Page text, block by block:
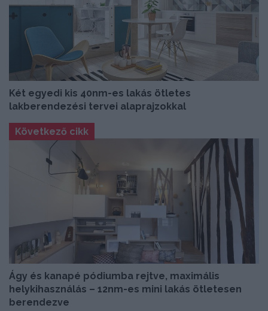
Két egyedi kis 40nm-es lakás ötletes
lakberendezési tervei alaprajzokkal
Következő cikk
Ágy és kanapé pódiumba rejtve, maximális
helykihasználás – 12nm-es mini lakás ötletesen
berendezve